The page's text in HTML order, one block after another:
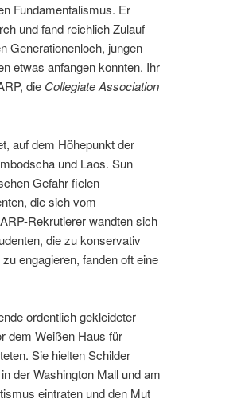
Fundamentalismus. Er
und fand reichlich Zulauf
Generationenloch, jungen
etwas anfangen konnten. Ihr
die Collegiate Association
auf dem Höhepunkt der
und Laos. Sun
Gefahr fielen
die sich vom
Rekrutierer wandten sich
die zu konservativ
engagieren, fanden oft eine
ordentlich gekleideter
dem Weißen Haus für
Sie hielten Schilder
der Washington Mall und am
eintraten und den Mut